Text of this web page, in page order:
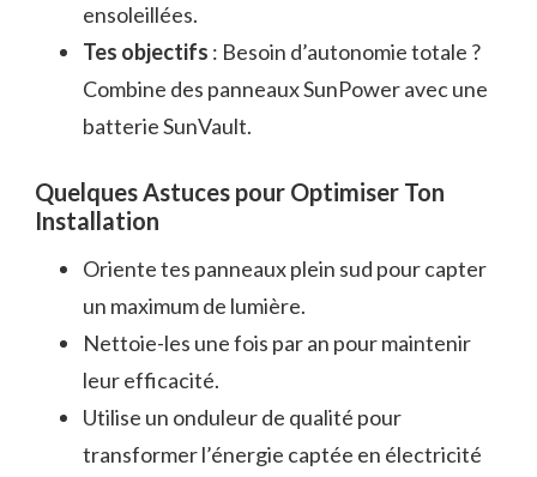
ensoleillées.
Tes objectifs : Besoin d’autonomie totale ?
Combine des panneaux SunPower avec une
batterie SunVault.
Quelques Astuces pour Optimiser Ton
Installation
Oriente tes panneaux plein sud pour capter
un maximum de lumière.
Nettoie-les une fois par an pour maintenir
leur efficacité.
Utilise un onduleur de qualité pour
transformer l’énergie captée en électricité